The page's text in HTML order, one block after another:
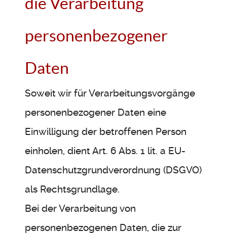
personenbezogener
Daten
Soweit wir für Verarbeitungsvorgänge
personenbezogener Daten eine
Einwilligung der betroffenen Person
einholen, dient Art. 6 Abs. 1 lit. a EU-
Datenschutzgrundverordnung (DSGVO)
als Rechtsgrundlage.
Bei der Verarbeitung von
personenbezogenen Daten, die zur